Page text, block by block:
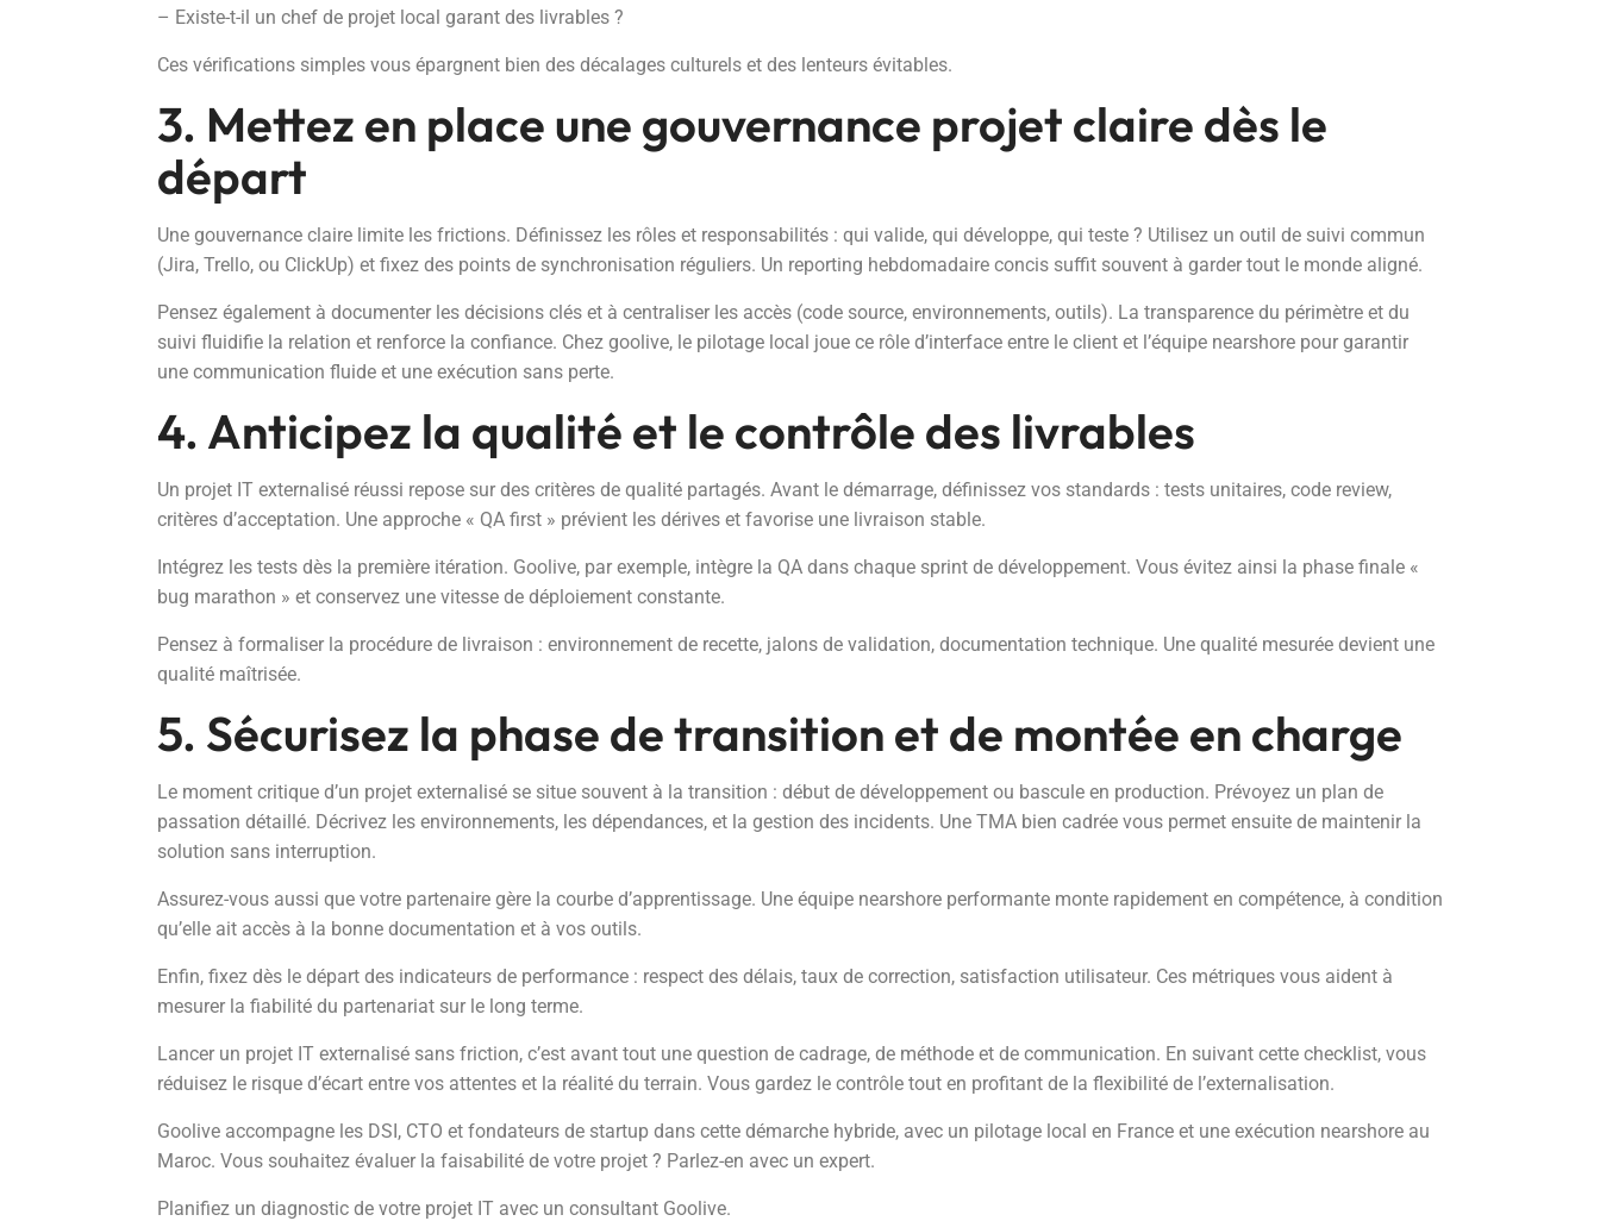
– Existe-t-il un chef de projet local garant des livrables ?
Ces vérifications simples vous épargnent bien des décalages culturels et des lenteurs évitables.
3. Mettez en place une gouvernance projet claire dès le
départ
Une gouvernance claire limite les frictions. Définissez les rôles et responsabilités : qui valide, qui développe, qui teste ? Utilisez un outil de suivi commun
(Jira, Trello, ou ClickUp) et fixez des points de synchronisation réguliers. Un reporting hebdomadaire concis suffit souvent à garder tout le monde aligné.
Pensez également à documenter les décisions clés et à centraliser les accès (code source, environnements, outils). La transparence du périmètre et du
suivi fluidifie la relation et renforce la confiance. Chez goolive, le pilotage local joue ce rôle d’interface entre le client et l’équipe nearshore pour garantir
une communication fluide et une exécution sans perte.
4. Anticipez la qualité et le contrôle des livrables
Un projet IT externalisé réussi repose sur des critères de qualité partagés. Avant le démarrage, définissez vos standards : tests unitaires, code review,
critères d’acceptation. Une approche « QA first » prévient les dérives et favorise une livraison stable.
Intégrez les tests dès la première itération. Goolive, par exemple, intègre la QA dans chaque sprint de développement. Vous évitez ainsi la phase finale «
bug marathon » et conservez une vitesse de déploiement constante.
Pensez à formaliser la procédure de livraison : environnement de recette, jalons de validation, documentation technique. Une qualité mesurée devient une
qualité maîtrisée.
5. Sécurisez la phase de transition et de montée en charge
Le moment critique d’un projet externalisé se situe souvent à la transition : début de développement ou bascule en production. Prévoyez un plan de
passation détaillé. Décrivez les environnements, les dépendances, et la gestion des incidents. Une TMA bien cadrée vous permet ensuite de maintenir la
solution sans interruption.
Assurez-vous aussi que votre partenaire gère la courbe d’apprentissage. Une équipe nearshore performante monte rapidement en compétence, à condition
qu’elle ait accès à la bonne documentation et à vos outils.
Enfin, fixez dès le départ des indicateurs de performance : respect des délais, taux de correction, satisfaction utilisateur. Ces métriques vous aident à
mesurer la fiabilité du partenariat sur le long terme.
Lancer un projet IT externalisé sans friction, c’est avant tout une question de cadrage, de méthode et de communication. En suivant cette checklist, vous
réduisez le risque d’écart entre vos attentes et la réalité du terrain. Vous gardez le contrôle tout en profitant de la flexibilité de l’externalisation.
Goolive accompagne les DSI, CTO et fondateurs de startup dans cette démarche hybride, avec un pilotage local en France et une exécution nearshore au
Maroc. Vous souhaitez évaluer la faisabilité de votre projet ? Parlez-en avec un expert.
Planifiez un diagnostic de votre projet IT avec un consultant Goolive.